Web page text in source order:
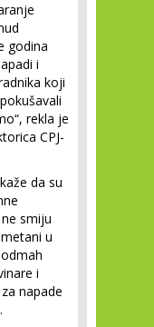
godina
i
koji
rekla je
CPJ-
da su
smiju
u
i
napade